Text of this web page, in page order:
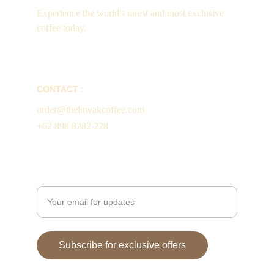
Experience the world's rarest and most exclusive
coffee today.
CONTACT :
order@theluwakcoffee.com
+62 898 8282 228
Subscribe for exclusive offers